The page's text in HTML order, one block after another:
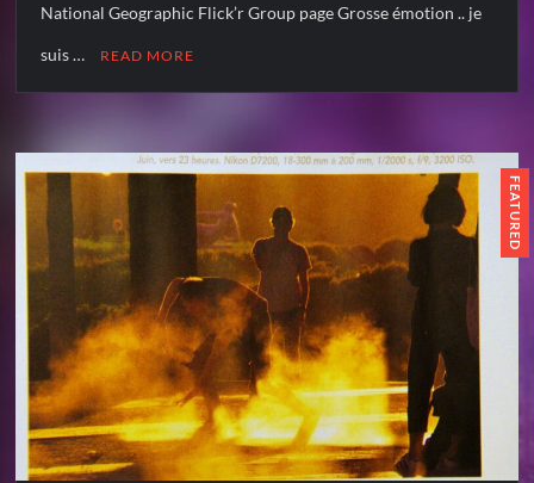
National Geographic Flick’r Group page Grosse émotion .. je
suis … READ MORE
FEATURED